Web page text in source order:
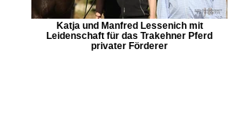
Katja und Manfred Lessenich mit
Leidenschaft für das Trakehner Pferd
privater Förderer